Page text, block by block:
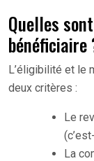
Quelles
bénéficiaire
L’éligibilité et le
deux critères :
Le
La